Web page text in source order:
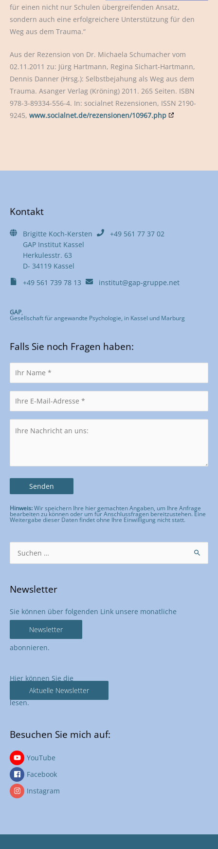
für einen nicht nur Schulen übergreifenden Ansatz,
sondern auch eine erfolgreichere Unterstützung für den
Weg aus dem Trauma.“
Aus der Rezension von Dr. Michaela Schumacher vom
02.11.2011 zu: Jürg Hartmann, Regina Sichart-Hartmann,
Dennis Danner (Hrsg.): Selbstbejahung als Weg aus dem
Trauma. Asanger Verlag (Kröning) 2011. 265 Seiten. ISBN
978-3-89334-556-4. In: socialnet Rezensionen, ISSN 2190-
9245, www.socialnet.de/rezensionen/10967.php
Kontakt
Brigitte Koch-Kersten
GAP Institut Kassel
Herkulesstr. 63
D- 34119 Kassel
+49 561 77 37 02
+49 561 739 78 13 institut@gap-gruppe.net
GAP,
Gesellschaft für angewandte Psychologie, in Kassel und Marburg
Falls Sie noch Fragen haben:
Hinweis:Wir speichern Ihre hier gemachten Angaben, um Ihre Anfrage
bearbeiten zu können oder um für Anschlussfragen bereitzustehen. Eine
Weitergabe dieser Daten findet ohne Ihre Einwilligung nicht statt.
Newsletter
Sie können über folgenden Link unsere monatliche
Newsletter
abonnieren.
Hier können Sie die
Aktuelle Newsletter
lesen.
Besuchen Sie mich auf:
YouTube
Facebook
Instagram